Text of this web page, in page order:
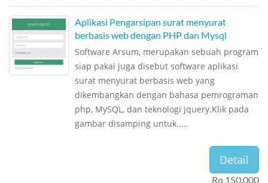
Aplikasi Pengarsipan surat menyurat
berbasis web dengan PHP dan Mysql
Software Arsum, merupakan sebuah program
siap pakai juga disebut software aplikasi
surat menyurat berbasis web yang
dikembangkan dengan bahasa pemrograman
php, MySQL, dan teknologi jquery.Klik pada
gambar disamping untuk.....
Detail
Rp 150.000